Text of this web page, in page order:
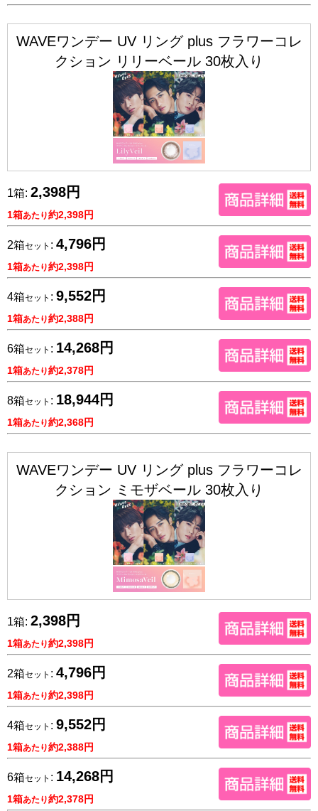
WAVEワンデー UV リング plus フラワーコレ
クション リリーベール 30枚入り
1箱: 2,398円
1箱あたり約2,398円
2箱セット : 4,796円
1箱あたり約2,398円
4箱セット : 9,552円
1箱あたり約2,388円
6箱セット : 14,268円
1箱あたり約2,378円
8箱セット : 18,944円
1箱あたり約2,368円
WAVEワンデー UV リング plus フラワーコレ
クション ミモザベール 30枚入り
1箱: 2,398円
1箱あたり約2,398円
2箱セット : 4,796円
1箱あたり約2,398円
4箱セット : 9,552円
1箱あたり約2,388円
6箱セット : 14,268円
1箱あたり約2,378円